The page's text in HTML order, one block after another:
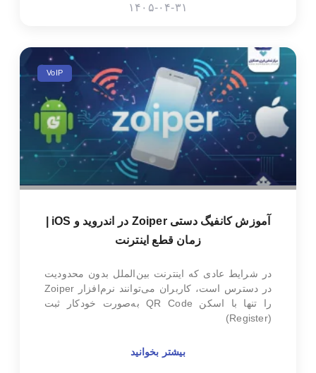
۱۴۰۵-۰۴-۳۱
VoIP
زمان قطع اینترنت
در شرایط عادی که اینترنت بین‌الملل بدون محدودیت
در دسترس است، کاربران می‌توانند نرم‌افزار Zoiper
را تنها با اسکن QR Code به‌صورت خودکار ثبت
(Register)
بیشتر بخوانید